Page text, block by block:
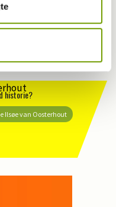
historie?
Ilsøe van Oosterhout